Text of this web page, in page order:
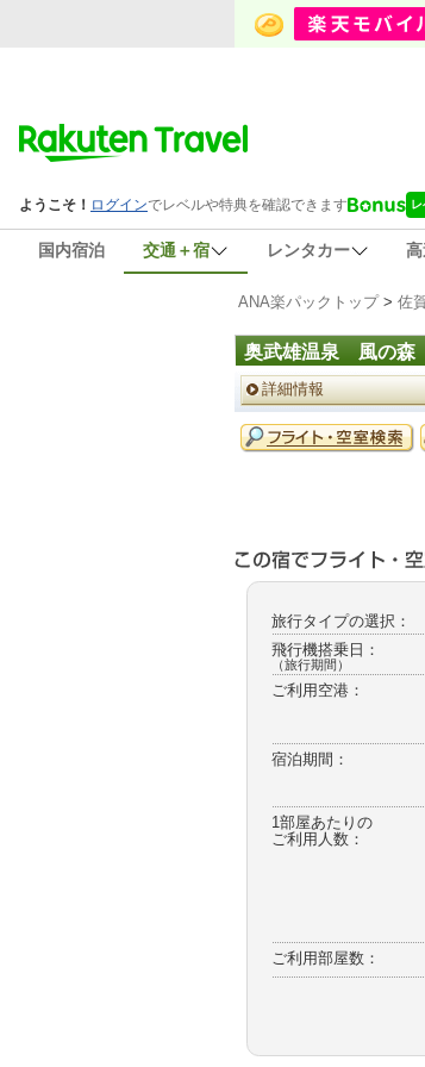
国内宿泊 交通＋宿 レンタカー
ANA楽パックトップ> 佐
奥武雄温泉 風の森
ペ
ー
ジ
メ
ニ
詳細情報
予
約
旅行タイプの選択：
飛行機搭乗日：
（旅行期間）
ご利用空港：
宿泊期間：
1部屋あたりの
ご利用人数：
ご利用部屋数：